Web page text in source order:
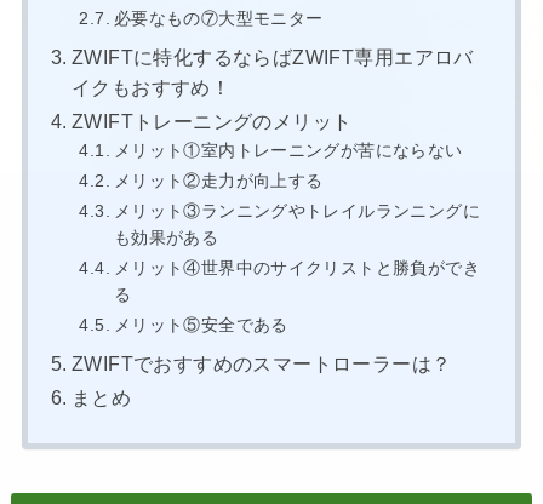
必要なもの⑦大型モニター
ZWIFTに特化するならばZWIFT専用エアロバ
イクもおすすめ！
ZWIFTトレーニングのメリット
メリット①室内トレーニングが苦にならない
メリット②走力が向上する
メリット③ランニングやトレイルランニングに
も効果がある
メリット④世界中のサイクリストと勝負ができ
る
メリット⑤安全である
ZWIFTでおすすめのスマートローラーは？
まとめ